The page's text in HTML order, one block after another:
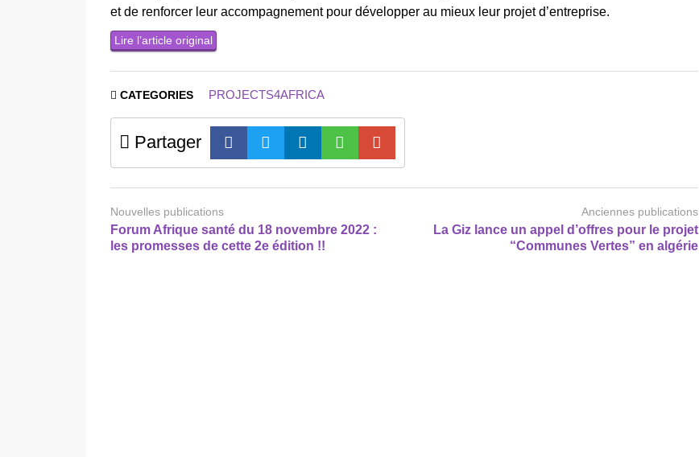
et de renforcer leur accompagnement pour développer au mieux leur projet d’entreprise.
Lire l’article original
CATEGORIES PROJECTS4AFRICA
Partager
Nouvelles publications
Forum Afrique santé du 18 novembre 2022 :
les promesses de cette 2e édition !!
Anciennes publications
La Giz lance un appel d’offres pour le projet
“Communes Vertes” en algérie